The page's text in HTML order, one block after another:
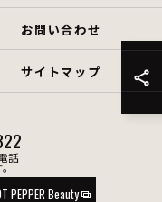
話
PEPPER Beauty
お問い合わせ
サイトマップ
ALL RIGHTS RESERVED.